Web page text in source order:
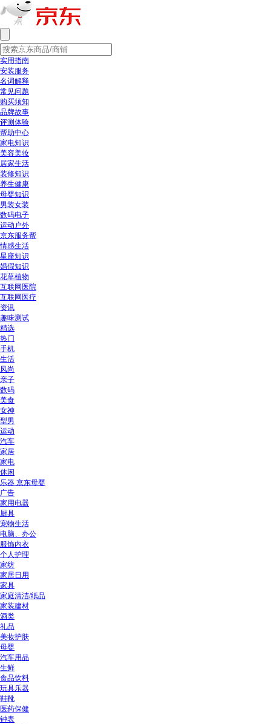
实用指南
安装服务
名词解释
常见问题
购买须知
品牌故事
评测体验
帮助中心
家电知识
美容美妆
居家生活
装修知识
养生健康
母婴知识
男装女装
数码电子
运动户外
京东服务帮
情感生活
星座知识
婚假知识
花草植物
互联网医院
互联网医疗
资讯
趣味测试
精选
热门
手机
生活
风尚
亲子
数码
美食
女神
型男
运动
汽车
家居
家电
休闲
乐器 京东母婴
广告
家用电器
厨具
宠物生活
电脑、办公
服饰内衣
个人护理
家纺
家居日用
家具
家庭清洁/纸品
家装建材
酒类
礼品
美妆护肤
母婴
汽车用品
生鲜
食品饮料
玩具乐器
鞋靴
医药保健
钟表